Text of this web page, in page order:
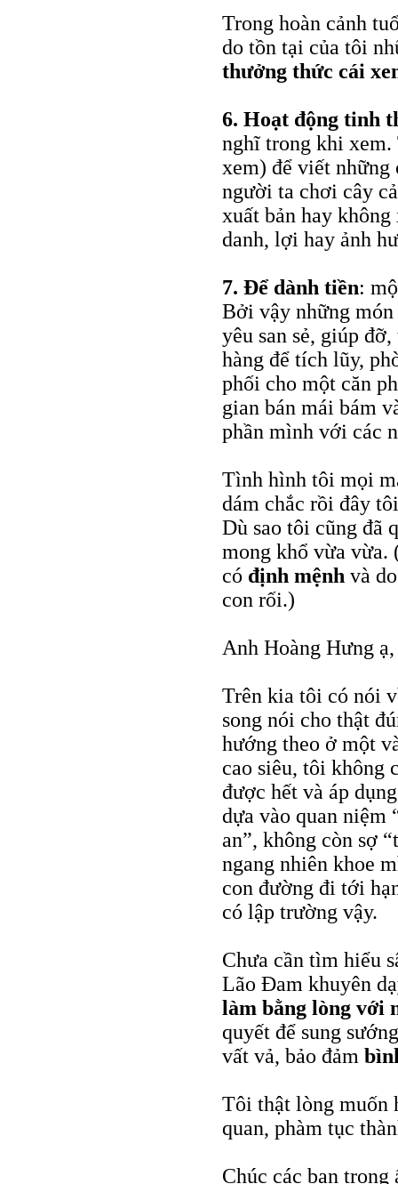
Trong hoàn cảnh
do tồn tại của tôi
thưởng thức cái
6. Hoạt động tinh
nghĩ trong khi
xem) để viết
người ta chơi cây
xuất bản hay
danh, lợi hay ảnh
7. Để dành tiền:
Bởi vậy những
yêu san sẻ, giúp
hàng để tích lũy,
phối cho một căn
gian bán mái bám
phần mình với các
Tình hình tôi mọi
dám chắc rồi đây
Dù sao tôi cũng đã
mong khổ vừa vừa.
có định mệnh và
con rối.)
Anh Hoàng Hưng ạ,
Trên kia tôi có nói
song nói cho thật
hướng theo ở một
cao siêu, tôi không
được hết và áp
dựa vào quan niệm
an”, không còn sợ
ngang nhiên khoe
con đường đi tới
có lập trường vậy.
Chưa cần tìm hiểu
Lão Đam khuyên
làm bằng lòng với
quyết để sung
vất vả, bảo đảm
Tôi thật lòng muốn
quan, phàm tục
Chúc các bạn